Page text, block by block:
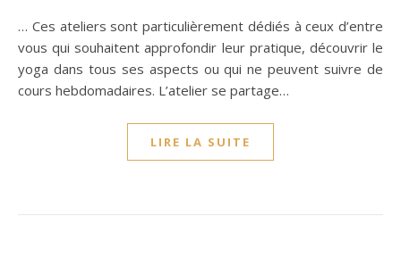
… Ces ateliers sont particulièrement dédiés à ceux d’entre
vous qui souhaitent approfondir leur pratique, découvrir le
yoga dans tous ses aspects ou qui ne peuvent suivre de
cours hebdomadaires. L’atelier se partage…
LIRE LA SUITE